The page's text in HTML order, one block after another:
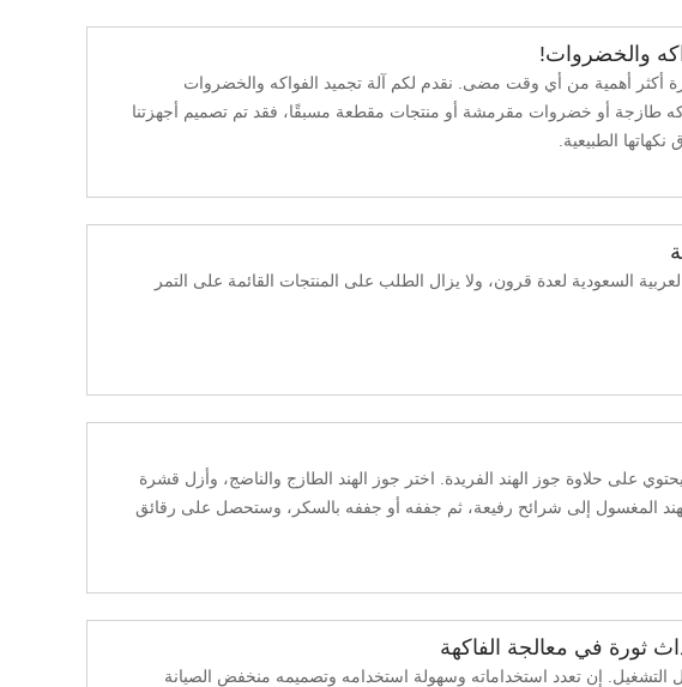
والخضروات!
أكثر أهمية من أي وقت مضى. نقدم لكم آلة تجميد الفواكه والخضروات
طازجة أو خضروات مقرمشة أو منتجات مقطعة مسبقًا، فقد تم تصميم أجهزتنا
الطبيعية.
السعودية لعدة قرون، ولا يزال الطلب على المنتجات القائمة على التمر
على حلاوة جوز الهند الفريدة. اختر جوز الهند الطازج والناضج، وأزل قشرة
المغسول إلى شرائح رفيعة، ثم جففه أو جففه بالسكر، وستحصل على رقائق
ثورة في معالجة الفاكهة
إن تعدد استخداماته وسهولة استخدامه وتصميمه منخفض الصيانة